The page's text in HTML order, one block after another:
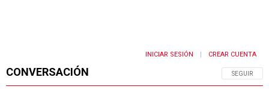
CONVERSACIÓN SIGA ESTA
SEGUIR
INICIAR SESIÓN CREAR CUENTA